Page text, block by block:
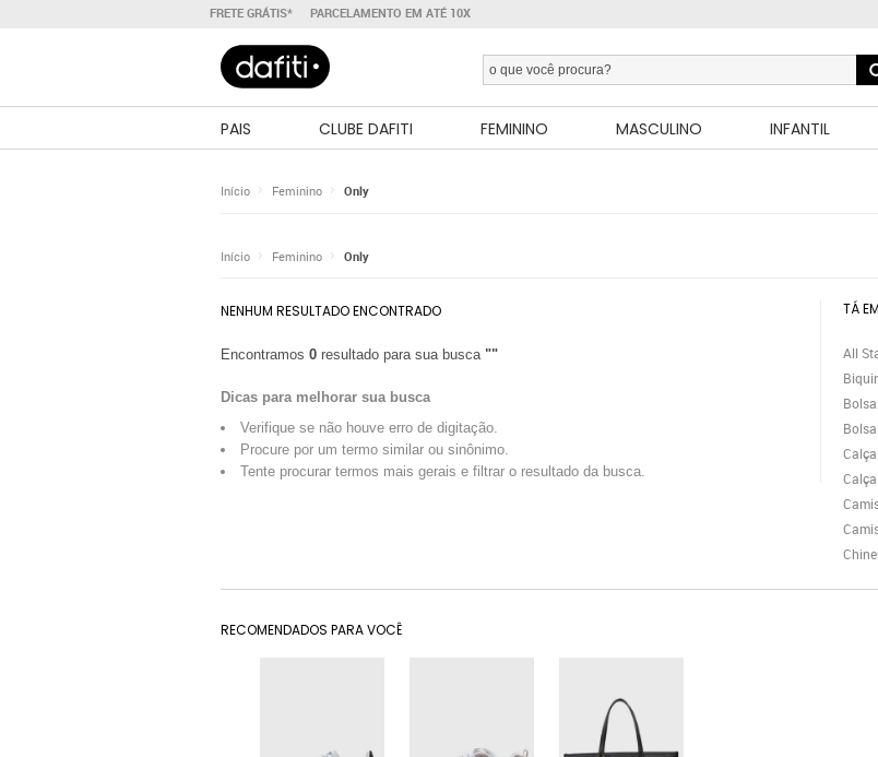
FRETE GRÁTIS* PARCELAMENTO EM ATÉ 10X
PAIS CLUBE DAFITI FEMININO MASCULINO INFANTIL
Início Feminino Only
Início Feminino Only
NENHUM RESULTADO ENCONTRADO
Encontramos 0 resultado para sua busca ""
Dicas para melhorar sua busca
Verifique se não houve erro de digitação.
Procure por um termo similar ou sinônimo.
Tente procurar termos mais gerais e filtrar o resultado da busca.
TÁ
All
RECOMENDADOS PARA VOCÊ